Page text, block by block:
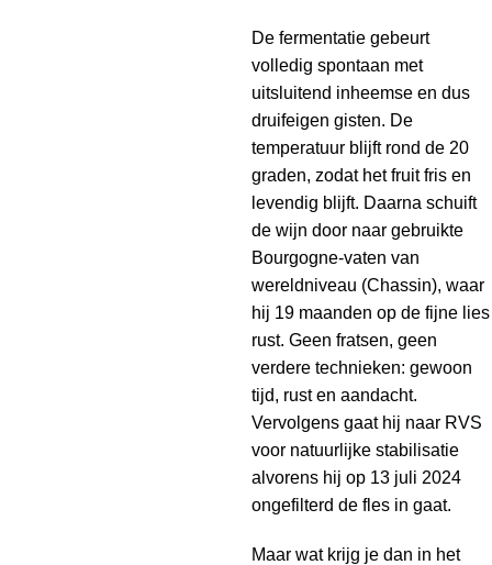
De fermentatie gebeurt
volledig spontaan met
uitsluitend inheemse en dus
druifeigen gisten. De
temperatuur blijft rond de 20
graden, zodat het fruit fris en
levendig blijft. Daarna schuift
de wijn door naar gebruikte
Bourgogne-vaten van
wereldniveau (Chassin), waar
hij 19 maanden op de fijne lies
rust. Geen fratsen, geen
verdere technieken: gewoon
tijd, rust en aandacht.
Vervolgens gaat hij naar RVS
voor natuurlijke stabilisatie
alvorens hij op 13 juli 2024
ongefilterd de fles in gaat.
Maar wat krijg je dan in het